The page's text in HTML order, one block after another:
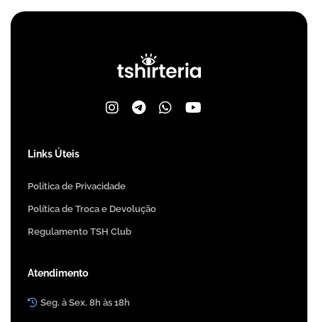
Links Úteis
Política de Privacidade
Política de Troca e Devolução
Regulamento TSH Club
Atendimento
Seg. à Sex. 8h às 18h